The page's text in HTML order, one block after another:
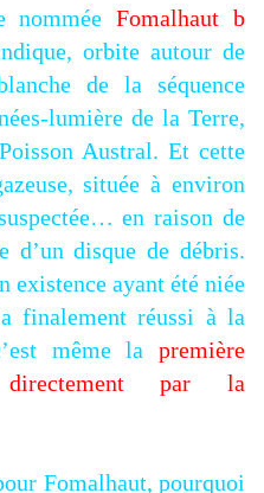
nomméeFomalhaut b
orbite autour de
de la séquence
lumière de la Terre,
Austral. Et cette
située à environ
en raison de
d’un disque de débris.
existence ayant été niée
finalement réussi à la
même la première
directement par la
Fomalhaut, pourquoi